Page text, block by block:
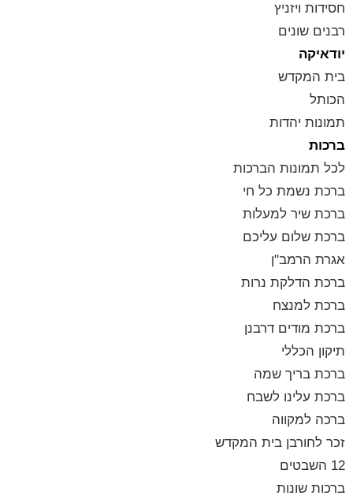
חסידות ויזניץ
רבנים שונים
יודאיקה
בית המקדש
הכותל
תמונות יהדות
ברכות
לכל תמונות הברכות
ברכת נשמת כל חי
ברכת שיר למעלות
ברכת שלום עליכם
אגרת הרמב"ן
ברכת הדלקת נרות
ברכת למנצח
ברכת מודים דרבנן
תיקון הכללי
ברכת בריך שמה
ברכת עלינו לשבח
ברכה למקווה
זכר לחורבן בית המקדש
12 השבטים
ברכות שונות